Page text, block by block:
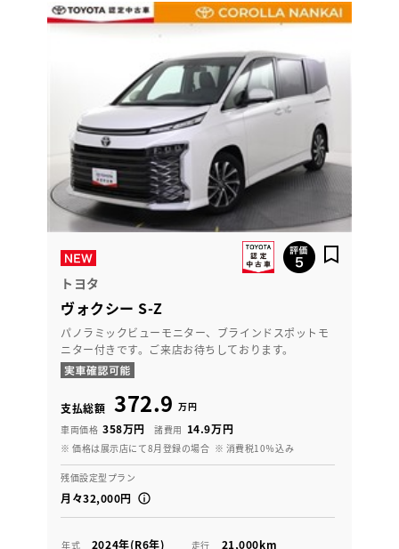
トヨタ
ヴォクシー S-Z
パノラミックビューモニター、ブラインドスポットモ
ニター付きです。ご来店お待ちしております。
支払総額 372.9 万円
車両価格 358万円 諸費用 14.9万円
※ 価格は展示店にて8月登録の場合 ※ 消費税10％込み
残価設定型プラン
月々32,000円
年式 2024年(R6年) 走行 21,000km